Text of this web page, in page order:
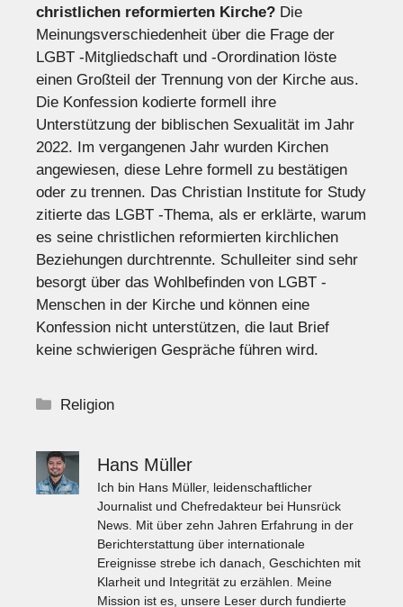
christlichen reformierten Kirche? Die
Meinungsverschiedenheit über die Frage der
LGBT -Mitgliedschaft und -Orordination löste
einen Großteil der Trennung von der Kirche aus.
Die Konfession kodierte formell ihre
Unterstützung der biblischen Sexualität im Jahr
2022. Im vergangenen Jahr wurden Kirchen
angewiesen, diese Lehre formell zu bestätigen
oder zu trennen. Das Christian Institute for Study
zitierte das LGBT -Thema, als er erklärte, warum
es seine christlichen reformierten kirchlichen
Beziehungen durchtrennte. Schulleiter sind sehr
besorgt über das Wohlbefinden von LGBT -
Menschen in der Kirche und können eine
Konfession nicht unterstützen, die laut Brief
keine schwierigen Gespräche führen wird.
Kategorien
Religion
Hans Müller
Ich bin Hans Müller, leidenschaftlicher
Journalist und Chefredakteur bei Hunsrück
News. Mit über zehn Jahren Erfahrung in der
Berichterstattung über internationale
Ereignisse strebe ich danach, Geschichten mit
Klarheit und Integrität zu erzählen. Meine
Mission ist es, unsere Leser durch fundierte